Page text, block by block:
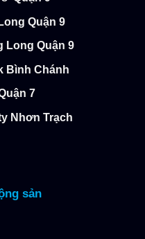
Quận 9
Long Quận 9
Bình Chánh
7
Nhơn Trạch
sản